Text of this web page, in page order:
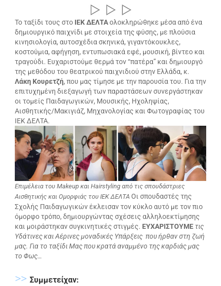
Το ταξίδι τους στο ΙΕΚ ΔΕΛΤΑολοκληρώθηκε μέσα από ένα
δημιουργικό παιχνίδι με στοιχεία της φύσης, με πλούσια
κινησιολογία, αυτοσχέδια σκηνικά, γιγαντόκουκλες,
κοστούμια, αφήγηση, εντυπωσιακά εφέ, μουσική, βίντεο και
τραγούδι. Ευχαριστούμε θερμά τον “πατέρα” και δημιουργό
της μεθόδου του θεατρικού παιχνιδιού στην Ελλάδα, κ.
Λάκη Κουρετζή, που μας τίμησε με την παρουσία του. Για την
επιτυχημένη διεξαγωγή των παραστάσεων συνεργάστηκαν
οι τομείς Παιδαγωγικών, Μουσικής, Ηχοληψίας,
Αισθητικής/Μακιγιάζ, Μηχανολογίας και Φωτογραφίας του
ΙΕΚ ΔΕΛΤΑ.
Επιμέλεια του Makeup και Hairstyling από τις σπουδάστριες
Αισθητικής και Ομορφιάς του ΙΕΚ ΔΕΛΤΑ Οι σπουδαστές της
Σχολής Παιδαγωγικών έκλεισαν τον κύκλο αυτό με τον πιο
όμορφο τρόπο, δημιουργώντας σχέσεις αλληλοεκτίμησης
και μοιράστηκαν συγκινητικές στιγμές. ΕΥΧΑΡΙΣΤΟΥΜΕ τις
Υδάτινες και Αέρινες μοναδικές Υπάρξεις που ήρθαν στη ζωή
μας. Για το ταξίδι Μας που κρατά αναμμένο της καρδιάς μας
το Φως…
>> Συμμετείχαν: